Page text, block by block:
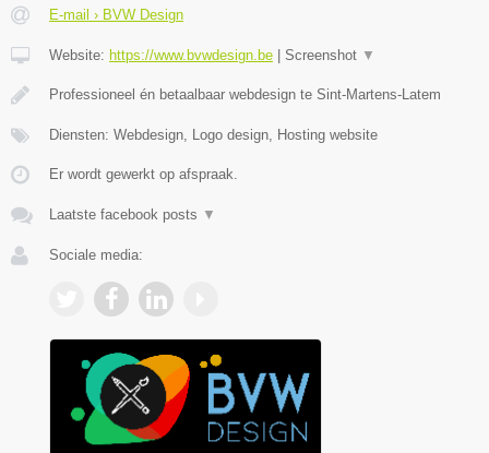
E-mail › BVW Design
Website: https://www.bvwdesign.be Screenshot ▼
Professioneel én betaalbaar webdesign te Sint-Martens-Latem
Diensten: Webdesign, Logo design, Hosting website
Er wordt gewerkt op afspraak.
Laatste facebook posts ▼
Sociale media: